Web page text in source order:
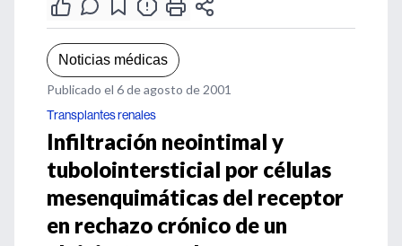
Noticias médicas
Publicado el 6 de agosto de 2001
Transplantes renales
Infiltración neointimal y
tubolointersticial por células
mesenquimáticas del receptor
en rechazo crónico de un